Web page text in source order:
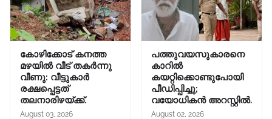
കോഴിക്കോട് കനത്ത
മഴയിൽ വീട് തകർന്നു
വീണു: വീട്ടുകാർ
രക്ഷപ്പെട്ടത്
തലനാരിഴയ്ക്ക്.
August 03, 2026
പത്തുവയസുകാരനെ
കാറിൽ
കയറ്റിക്കൊണ്ടുപോയി
പീഡിപ്പിച്ചു;
വയോധികൻ അറസ്റ്റിൽ.
August 02, 2026